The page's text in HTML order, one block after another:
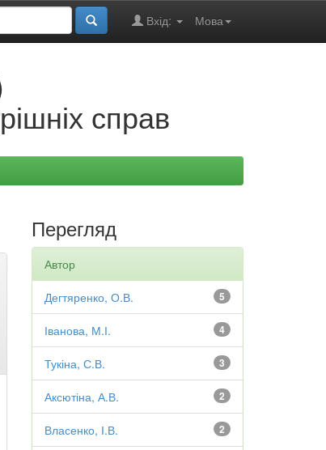
Мова
Вхід:
справ
Перегляд
Автор
5
Дегтяренко, О.В.
4
Іванова, М.І.
3
Тукіна, С.В.
2
Аксютіна, А.В.
2
Власенко, І.В.